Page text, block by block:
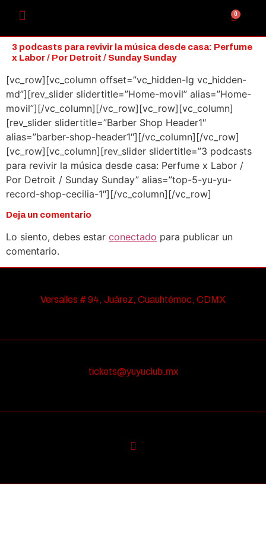
0
3 podcasts para revivir la música desde casa: Perfume
x Labor / Por Detroit / Sunday Sunday
[vc_row][vc_column offset=”vc_hidden-lg vc_hidden-
md”][rev_slider slidertitle=”Home-movil” alias=”Home-
movil”][/vc_column][/vc_row][vc_row][vc_column]
[rev_slider slidertitle=”Barber Shop Header1″
alias=”barber-shop-header1″][/vc_column][/vc_row]
[vc_row][vc_column][rev_slider slidertitle=”3 podcasts
para revivir la música desde casa: Perfume x Labor /
Por Detroit / Sunday Sunday” alias=”top-5-yu-yu-
record-shop-cecilia-1″][/vc_column][/vc_row]
Deja un comentario
Lo siento, debes estar conectado para publicar un
comentario.
Versalles # 94, Juárez, Cuauhtémoc, CDMX
tickets@yuyuclub.mx